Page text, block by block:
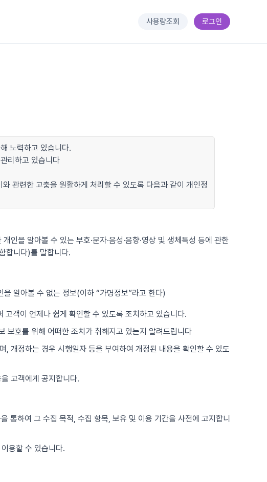
사용량조회 로그인
노력하고 있습니다.
리하고 있습니다
관련한 고충을 원활하게 처리할 수 있도록 다음과 같이 개인정
을 알아볼 수 있는 부호·문자·음성·음향·영상 및 생체특성 등에 관한
합니다)를 말합니다.
알아볼 수 없는 정보(이하 “가명정보”라고 한다)
고객이 언제나 쉽게 확인할 수 있도록 조치하고 있습니다.
보호를 위해 어떠한 조치가 취해지고 있는지 알려드립니다
개정하는 경우 시행일자 등을 부여하여 개정된 내용을 확인할 수 있도
고객에게 공지합니다.
통하여 그 수집 목적, 수집 항목, 보유 및 이용 기간을 사전에 고지합니
용할 수 있습니다.